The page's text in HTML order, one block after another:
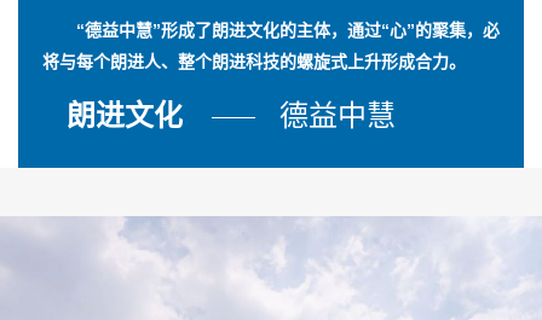
“德益中慧”形成了朗进文化的主体，通过“心”的聚集，必
将与每个朗进人、整个朗进科技的螺旋式上升形成合力。
朗进文化 德益中慧